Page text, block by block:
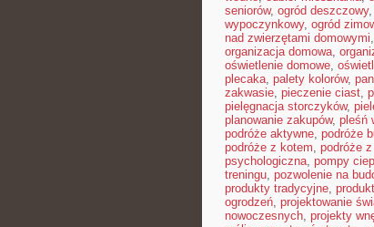
seniorów, ogród deszczowy,
wypoczynkowy, ogród
nad zwierzętami domowymi,
organizacja domowa,
oświetlenie domowe,
plecaka, palety kolorów,
zakwasie, pieczenie ciast,
pielęgnacja storczyków,
planowanie zakupów, pleśń
podróże aktywne, podróże
podróże z kotem, podróże
psychologiczna, pompy
treningu, pozwolenie na
produkty tradycyjne,
ogrodzeń, projektowanie
nowoczesnych, projekty